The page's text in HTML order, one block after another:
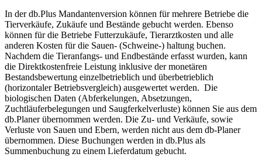
In der db.Plus Mandantenversion können für mehrere Betriebe die
Tierverkäufe, Zukäufe und Bestände gebucht werden. Ebenso
können für die Betriebe Futterzukäufe, Tierarztkosten und alle
anderen Kosten für die Sauen- (Schweine-) haltung buchen.
Nachdem die Tieranfangs- und Endbestände erfasst wurden, kann
die Direktkostenfreie Leistung inklusive der monetären
Bestandsbewertung einzelbetrieblich und überbetrieblich
(horizontaler Betriebsvergleich) ausgewertet werden. Die
biologischen Daten (Abferkelungen, Absetzungen,
Zuchtläuferbelegungen und Saugferkelverluste) können Sie aus dem
db.Planer übernommen werden. Die Zu- und Verkäufe, sowie
Verluste von Sauen und Ebern, werden nicht aus dem db-Planer
übernommen. Diese Buchungen werden in db.Plus als
Summenbuchung zu einem Lieferdatum gebucht.